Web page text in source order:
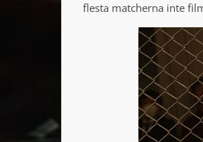
flesta matcherna inte